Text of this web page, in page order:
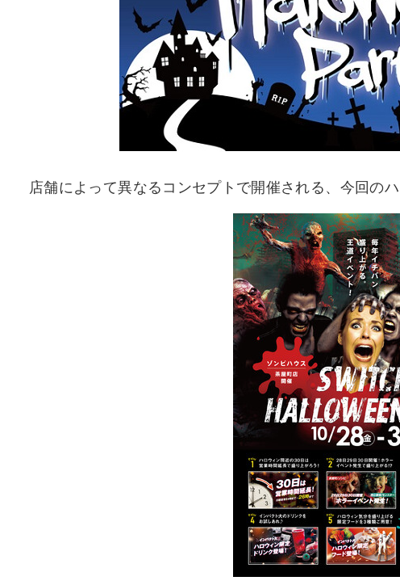
店舗によって異なるコンセプトで開催される、今回のハ